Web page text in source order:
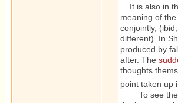
It is also in
meaning of the
conjointly,
different). In
produced by
after. The
thoughts
point taken up
To see the